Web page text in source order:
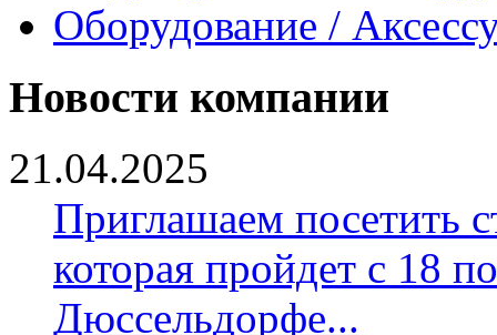
Оборудование /
Новости компании
21.04.2025
Приглашаем посетить
которая пройдет с 18
Дюссельдорфе...